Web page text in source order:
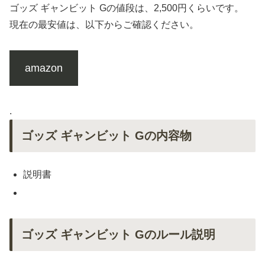
ゴッズ ギャンビット Gの値段は、2,500円くらいです。
現在の最安値は、以下からご確認ください。
amazon
.
ゴッズ ギャンビット Gの内容物
説明書
ゴッズ ギャンビット Gのルール説明